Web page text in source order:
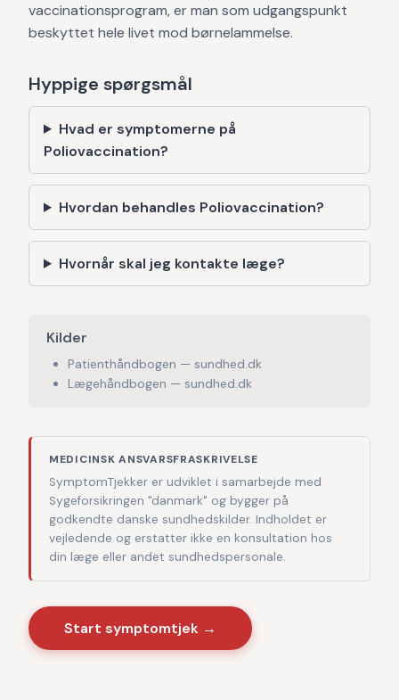
vaccinationsprogram, er man som udgangspunkt
beskyttet hele livet mod børnelammelse.
Hyppige spørgsmål
Hvad er symptomerne på
Poliovaccination?
Hvordan behandles Poliovaccination?
Hvornår skal jeg kontakte læge?
Kilder
Patienthåndbogen — sundhed.dk
Lægehåndbogen — sundhed.dk
MEDICINSK ANSVARSFRASKRIVELSE
SymptomTjekker er udviklet i samarbejde med
Sygeforsikringen "danmark" og bygger på
godkendte danske sundhedskilder. Indholdet er
vejledende og erstatter ikke en konsultation hos
din læge eller andet sundhedspersonale.
Start symptomtjek →